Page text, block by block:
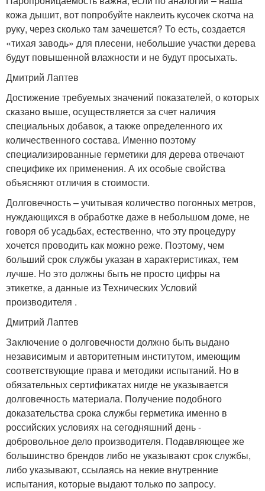
кожа дышит, вот попробуйте наклеить кусочек скотча на
руку, через сколько там зачешется? То есть, создается
«тихая заводь» для плесени, небольшие участки дерева
будут повышенной влажности и не будут просыхать.
Дмитрий Лаптев
Достижение требуемых значений показателей, о которых
сказано выше, осуществляется за счет наличия
специальных добавок, а также определенного их
количественного состава. Именно поэтому
специализированные герметики для дерева отвечают
специфике их применения. А их особые свойства
объясняют отличия в стоимости.
Долговечность – учитывая количество погонных метров,
нуждающихся в обработке даже в небольшом доме, не
говоря об усадьбах, естественно, что эту процедуру
хочется проводить как можно реже. Поэтому, чем
больший срок службы указан в характеристиках, тем
лучше. Но это должны быть не просто цифры на
этикетке, а данные из Технических Условий
производителя .
Дмитрий Лаптев
Заключение о долговечности должно быть выдано
независимым и авторитетным институтом, имеющим
соответствующие права и методики испытаний. Но в
обязательных сертификатах нигде не указывается
долговечность материала. Получение подобного
доказательства срока службы герметика именно в
российских условиях на сегодняшний день -
добровольное дело производителя. Подавляющее же
большинство брендов либо не указывают срок службы,
либо указывают, ссылаясь на некие внутренние
испытания, которые выдают только по запросу.